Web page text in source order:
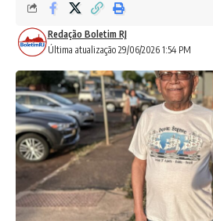
Última atualização 29/06/2026 1:54 PM
Redação Boletim RJ